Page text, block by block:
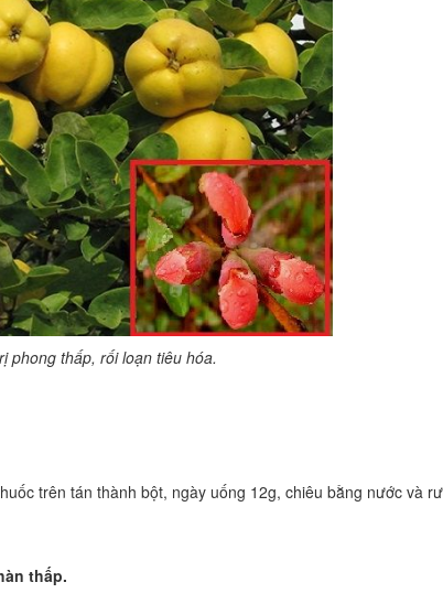
phong thấp, rối loạn tiêu hóa.
trên tán thành bột, ngày uống 12g, chiêu bằng nước và
thấp.